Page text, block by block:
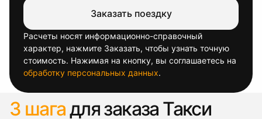
Заказать поездку
Расчеты носят информационно-справочный
характер, нажмите Заказать, чтобы узнать точную
стоимость. Нажимая на кнопку, вы соглашаетесь на
обработку персональных данных.
3 шагадля заказа Такси